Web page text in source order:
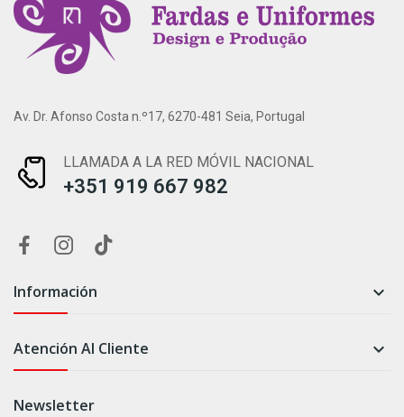
Av. Dr. Afonso Costa n.º17, 6270-481 Seia, Portugal
LLAMADA A LA RED MÓVIL NACIONAL
+351 919 667 982
Información 
Atención Al Cliente 
Newsletter